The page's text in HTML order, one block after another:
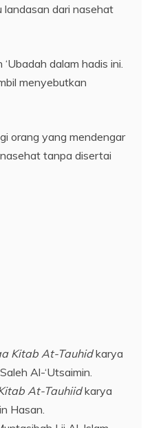
landasan dari nasehat
dalam hadis ini.
menyebutkan
orang yang mendengar
tanpa disertai
Kitab At-Tauhidkarya
Al-‘Utsaimin.
At-Tauhiidkarya
Hasan.